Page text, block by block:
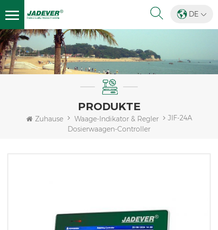
DE
PRODUKTE
Zuhause Waage-Indikator & Regler
JIF-24A
Dosierwaagen-Controller